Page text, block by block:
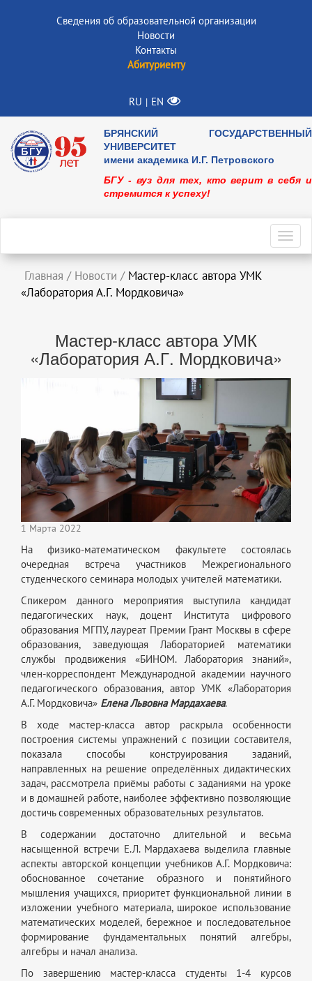
Сведения об образовательной организации
Новости
Контакты
Абитуриенту
RU | EN
БРЯНСКИЙ ГОСУДАРСТВЕННЫЙ
УНИВЕРСИТЕТ
имени академика И.Г. Петровского
БГУ - вуз для тех, кто верит в себя и
стремится к успеху!
Главная / Новости / Мастер-класс автора УМК
«Лаборатория А.Г. Мордковича»
Мастер-класс автора УМК
«Лаборатория А.Г. Мордковича»
1 Марта 2022
На физико-математическом факультете состоялась
очередная встреча участников Межрегионального
студенческого семинара молодых учителей математики.
Спикером данного мероприятия выступила кандидат
педагогических наук, доцент Института цифрового
образования МГПУ, лауреат Премии Грант Москвы в сфере
образования, заведующая Лабораторией математики
службы продвижения «БИНОМ. Лаборатория знаний»,
член-корреспондент Международной академии научного
педагогического образования, автор УМК «Лаборатория
А.Г. Мордковича» Елена Львовна Мардахаева.
В ходе мастер-класса автор раскрыла особенности
построения системы упражнений с позиции составителя,
показала способы конструирования заданий,
направленных на решение определённых дидактических
задач, рассмотрела приёмы работы с заданиями на уроке
и в домашней работе, наиболее эффективно позволяющие
достичь современных образовательных результатов.
В содержании достаточно длительной и весьма
насыщенной встречи Е.Л. Мардахаева выделила главные
аспекты авторской концепции учебников А.Г. Мордковича:
обоснованное сочетание образного и понятийного
мышления учащихся, приоритет функциональной линии в
изложении учебного материала, широкое использование
математических моделей, бережное и последовательное
формирование фундаментальных понятий алгебры,
алгебры и начал анализа.
По завершению мастер-класса студенты 1-4 курсов